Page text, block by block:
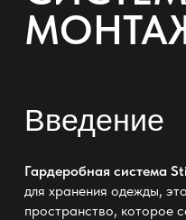
Введение
Гардеробная система
для хранения одежды,
пространство, которое